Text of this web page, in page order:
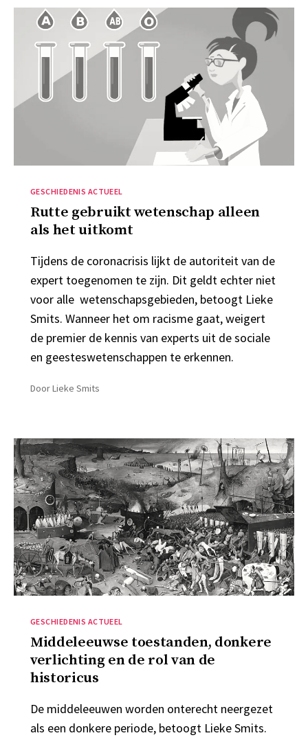
Categorieën
GESCHIEDENIS ACTUEEL
Rutte gebruikt wetenschap alleen
als het uitkomt
Tijdens de coronacrisis lijkt de autoriteit van de
expert toegenomen te zijn. Dit geldt echter niet
voor alle wetenschapsgebieden, betoogt Lieke
Smits. Wanneer het om racisme gaat, weigert
de premier de kennis van experts uit de sociale
en geesteswetenschappen te erkennen.
DoorLieke Smits
Categorieën
GESCHIEDENIS ACTUEEL
Middeleeuwse toestanden, donkere
verlichting en de rol van de
historicus
De middeleeuwen worden onterecht neergezet
als een donkere periode, betoogt Lieke Smits.